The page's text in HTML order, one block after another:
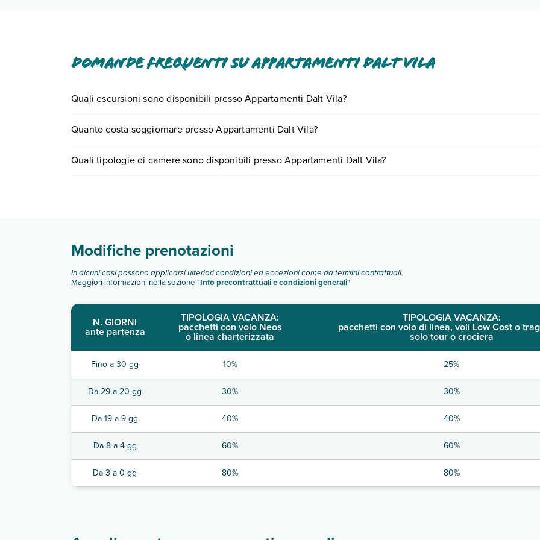
Domande frequenti su Appartamenti Dalt Vila
Quali escursioni sono disponibili presso Appartamenti Dalt Vila?
0721.17231 oprenotando un appuntamento.
Quanto costa soggiornare presso Appartamenti Dalt Vila?
quando partire.
Quali tipologie di camere sono disponibili presso Appartamenti Dalt Vila?
studio
appartamenti bilocale
Scopri tutti i dettagli nel paragrafo dedicato "Info e descrizione".
Modifiche prenotazioni
In alcuni casi possono applicarsi ulteriori condizioni ed eccezioni come da termini contrattuali.
Maggiori informazioni nella sezione "Info precontrattuali e condizioni generali"
N. GIORNI
ante partenza
TIPOLOGIA VACANZA:
pacchetti con volo Neos
o linea charterizzata
TIPOLOGIA VACANZA:
pacchetti con volo di linea, voli Low Cost o
solo tour o crociera
Fino a 30 gg 10% 25%
Da 29 a 20 gg 30% 30%
Da 19 a 9 gg 40% 40%
Da 8 a 4 gg 60% 60%
Da 3 a 0 gg 80% 80%